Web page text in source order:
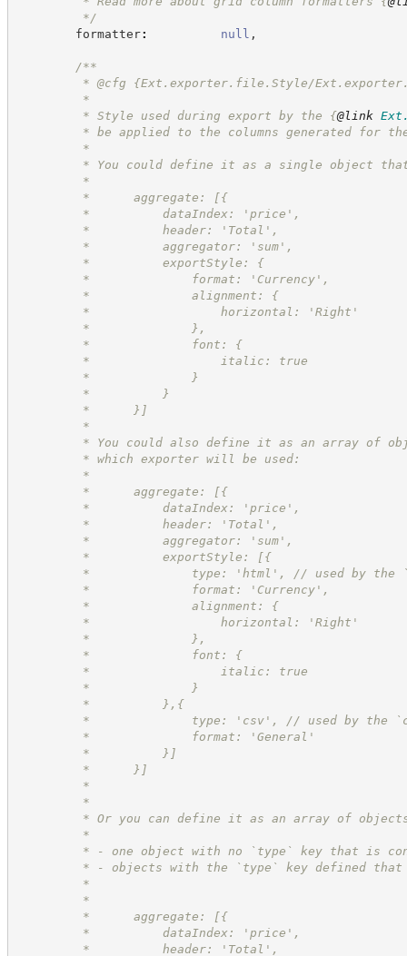
*/
formatter: null ,
/**
* @cfg {Ext.exporter.file.Style/
*
* Style used during export by the {@link
* be applied to the columns generated for the
*
* You could define it as a single object that
*
*      aggregate: [{
*          dataIndex: 'price',
*          header: 'Total',
*          aggregator: 'sum',
*          exportStyle: {
*              format: 'Currency',
*              alignment: {
*                  horizontal: 'Right'
*              },
*              font: {
*                  italic: true
*              }
*          }
*      }]
*
* You could also define it as an array of
* which exporter will be used:
*
*      aggregate: [{
*          dataIndex: 'price',
*          header: 'Total',
*          aggregator: 'sum',
*          exportStyle: [{
*              type: 'html', // used by the
*              format: 'Currency',
*              alignment: {
*                  horizontal: 'Right'
*              },
*              font: {
*                  italic: true
*              }
*          },{
*              type: 'csv', // used by the
*              format: 'General'
*          }]
*      }]
*
*
* Or you can define it as an array of objects
*
* - one object with no `type` key that is
* - objects with the `type` key defined that
*
*
*      aggregate: [{
*          dataIndex: 'price',
*          header: 'Total',